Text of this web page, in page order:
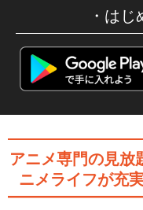
はじ
アニメ専門の見放
ニメライフが充